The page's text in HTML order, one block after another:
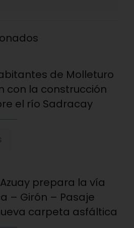
de Molleturo
con la construcción
el río Sadracay
prepara la vía
– Girón – Pasaje
carpeta asfáltica